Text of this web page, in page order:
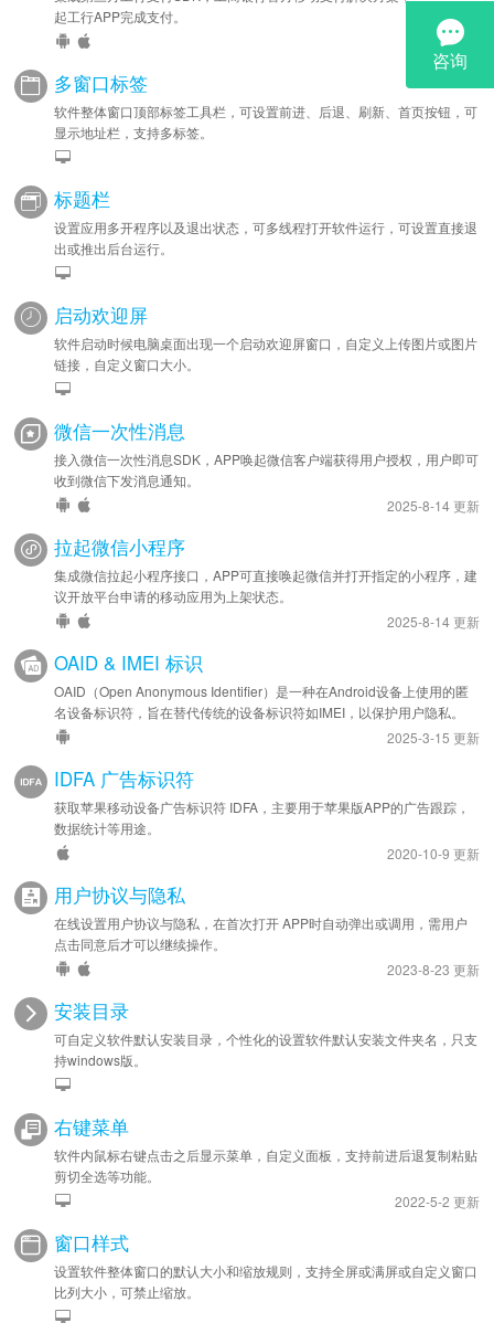
起工行APP完成支付。
多窗口标签
软件整体窗口顶部标签工具栏，可设置前进、后退、刷新、首页按钮，可
显示地址栏，支持多标签。
标题栏
设置应用多开程序以及退出状态，可多线程打开软件运行，可设置直接退
出或推出后台运行。
启动欢迎屏
软件启动时候电脑桌面出现一个启动欢迎屏窗口，自定义上传图片或图片
链接，自定义窗口大小。
微信一次性消息
接入微信一次性消息SDK，APP唤起微信客户端获得用户授权，用户即可
收到微信下发消息通知。
2025-8-14 更新
拉起微信小程序
集成微信拉起小程序接口，APP可直接唤起微信并打开指定的小程序，建
议开放平台申请的移动应用为上架状态。
2025-8-14 更新
OAID & IMEI 标识
OAID（Open Anonymous Identifier）是一种在Android设备上使用的匿
名设备标识符，旨在替代传统的设备标识符如IMEI，以保护用户隐私。
2025-3-15 更新
IDFA 广告标识符
获取苹果移动设备广告标识符 IDFA，主要用于苹果版APP的广告跟踪，
数据统计等用途。
2020-10-9 更新
用户协议与隐私
在线设置用户协议与隐私，在首次打开 APP时自动弹出或调用，需用户
点击同意后才可以继续操作。
2023-8-23 更新
安装目录
可自定义软件默认安装目录，个性化的设置软件默认安装文件夹名，只支
持windows版。
右键菜单
软件内鼠标右键点击之后显示菜单，自定义面板，支持前进后退复制粘贴
剪切全选等功能。
2022-5-2 更新
窗口样式
设置软件整体窗口的默认大小和缩放规则，支持全屏或满屏或自定义窗口
比列大小，可禁止缩放。